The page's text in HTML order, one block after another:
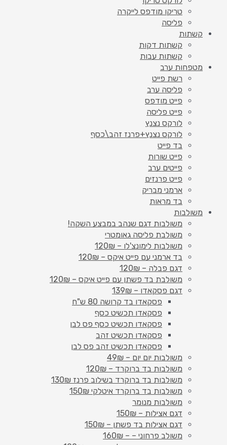
טריקו מודפס לייקרה
פליסה
קשתות
קשתות דקות
קשתות עבות
מטפחות ערב
רשת פייט
פליסה ערב
פייט מודפס
פייט פליסה
לורקס נצנץ
לורקס נצנץ+פרנז זהב\כסף
בד פייט
פייט שורות
פייטים ערב
פייט פרנזים
ארמני מבריק
בד מראות
משולבות
משולבות דגם שנהב במבצע השקה!
משולבת פליסה גאומטרי
משולבות לימונצ'לו – 120₪
בד ארמני עם פייט איקס – 120₪
דגם פבלה – 120₪
משולבת בד פשתן עם פייט איקס – 120₪
דגם פסקאדו – 139₪
פסקאדו בד קרושה 80 ש"ח
פסקאדו תכשיט כסף
פסקאדו תכשיט כסף פס לבן
פסקאדו תכשיט זהב
פסקאדו תכשיט זהב פס לבן
משולבות יום יום – 49₪
משולבות בד ברוקרד – 120₪
משולבות בד ברוקרד בשילוב פרנז 130₪
משולבות בד ברוקרד איטלקי 150₪
משולבות מנומר
דגם אצילות – 150₪
דגם אצילות בד פשתן – 150₪
משולב פרחוני – – 160₪